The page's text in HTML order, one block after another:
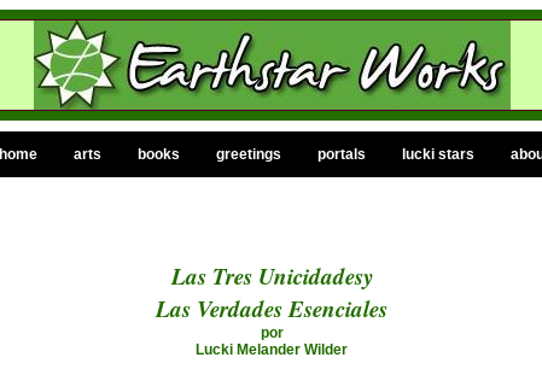
home arts books greetings portals lucki stars
Las Tres Unicidadesy
Las Verdades Esenciales
por
Lucki Melander Wilder